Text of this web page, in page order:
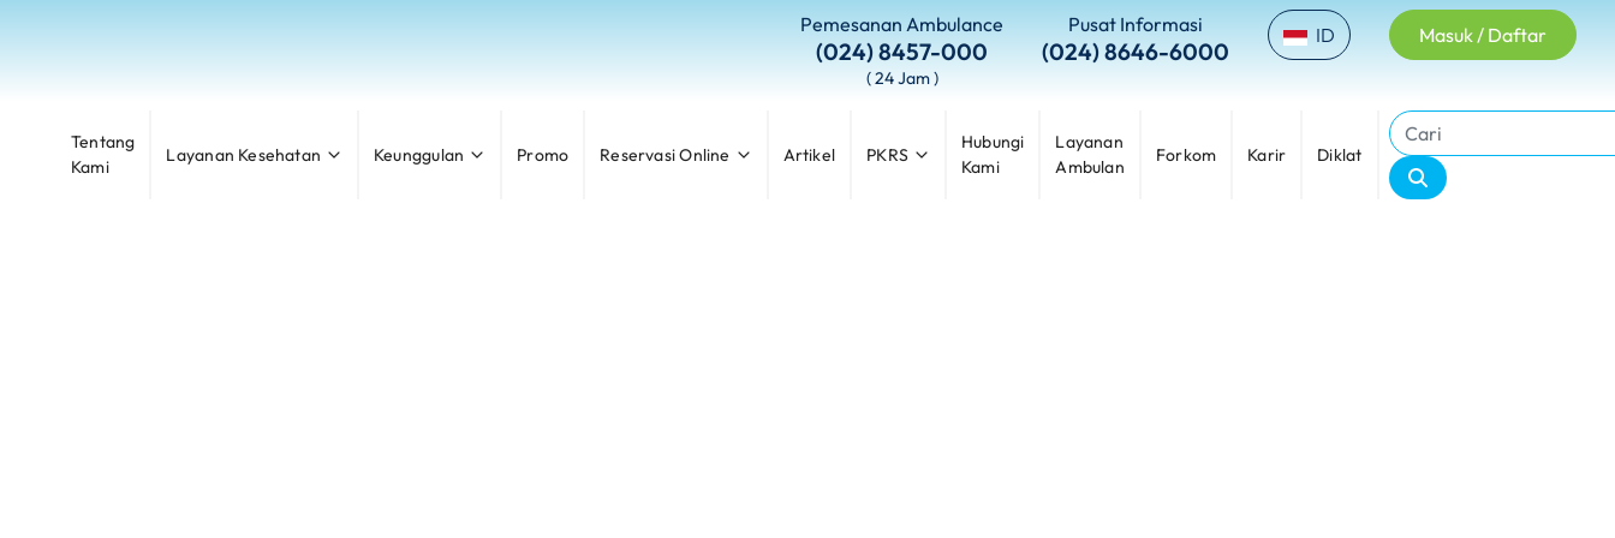
Pemesanan Ambulance
(024) 8457-000
( 24 Jam )
Pusat Informasi
(024) 8646-6000
ID Masuk / Daftar
Tentang
Kami
Layanan Kesehatan Keunggulan Promo Reservasi Online Artikel PKRS
Hubungi
Kami
Layanan
Ambulan
Forkom Karir Diklat